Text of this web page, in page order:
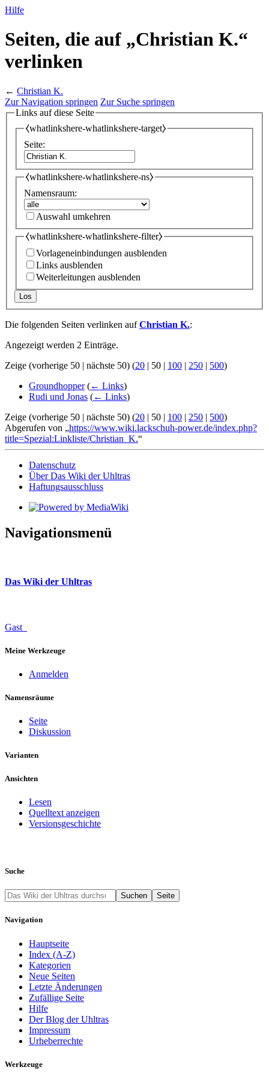
Hilfe
Seiten, die auf „Christian K.“
verlinken
← Christian K.
Zur Navigation springen Zur Suche springen
Links auf diese Seite
⧼whatlinkshere-whatlinkshere-target⧽
Seite:
⧼whatlinkshere-whatlinkshere-ns⧽
Namensraum:
Auswahl umkehren
⧼whatlinkshere-whatlinkshere-filter⧽
Vorlageneinbindungen ausblenden
Links ausblenden
Weiterleitungen ausblenden
Los
Die folgenden Seiten verlinken aufChristian K.:
Angezeigt werden 2 Einträge.
Zeige (vorherige 50 | nächste 50) (20 | 50 | 100 | 250 | 500)
Groundhopper (← Links)
Rudi und Jonas (← Links)
Zeige (vorherige 50 | nächste 50) (20 | 50 | 100 | 250 | 500)
Abgerufen von „https://www.wiki.lackschuh-power.de/index.php?
title=Spezial:Linkliste/Christian_K.“
Datenschutz
Über Das Wiki der Uhltras
Haftungsausschluss
Navigationsmenü
Das Wiki der Uhltras
Gast
Meine Werkzeuge
Anmelden
Namensräume
Seite
Diskussion
Varianten
Ansichten
Lesen
Quelltext anzeigen
Versionsgeschichte
Suche
Navigation
Hauptseite
Index (A-Z)
Kategorien
Neue Seiten
Letzte Änderungen
Zufällige Seite
Hilfe
Der Blog der Uhltras
Impressum
Urheberrechte
Werkzeuge